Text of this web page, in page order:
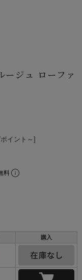
ジュ ローファ
イント～]
料
購入